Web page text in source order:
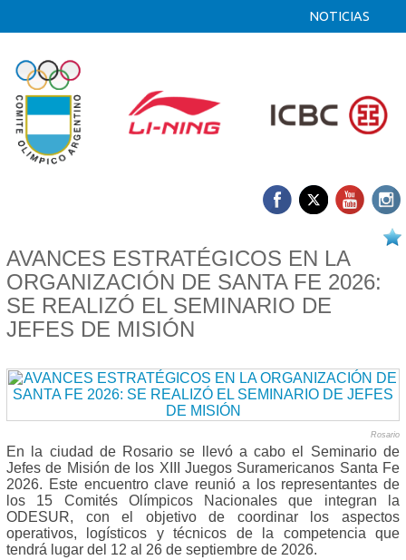
NOTICIAS
AVANCES ESTRATÉGICOS EN LA
ORGANIZACIÓN DE SANTA FE 2026:
SE REALIZÓ EL SEMINARIO DE
JEFES DE MISIÓN
Rosario
En la ciudad de Rosario se llevó a cabo el Seminario de
Jefes de Misión de los XIII Juegos Suramericanos Santa Fe
2026. Este encuentro clave reunió a los representantes de
los 15 Comités Olímpicos Nacionales que integran la
ODESUR, con el objetivo de coordinar los aspectos
operativos, logísticos y técnicos de la competencia que
tendrá lugar del 12 al 26 de septiembre de 2026.